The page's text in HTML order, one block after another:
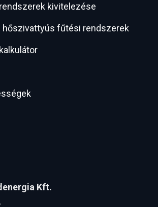
kivitelezése
hőszivattyús fűtési rendszerek
Kft.